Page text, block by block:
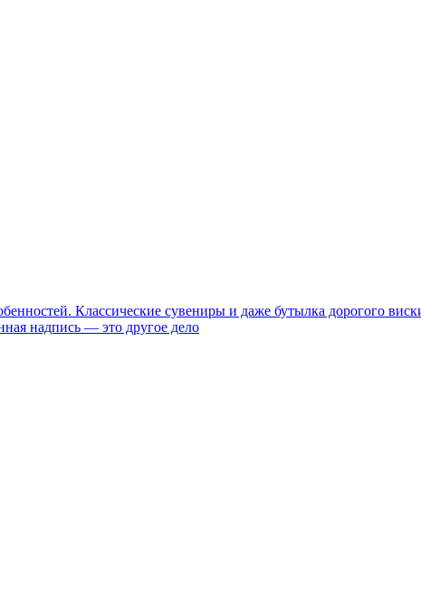
Классические сувениры и даже бутылка дорогого
надпись — это другое дело